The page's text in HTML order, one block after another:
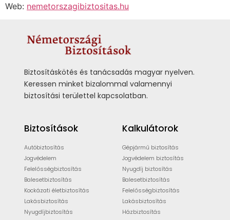
Web: nemetorszagibiztositas.hu
Biztosításkötés és tanácsadás magyar nyelven.
Keressen minket bizalommal valamennyi
biztosítási területtel kapcsolatban.
Biztosítások
Autóbiztosítás
Jogvédelem
Felelősségbiztosítás
Balesetbiztosítás
Kockázati életbiztosítás
Lakásbiztosítás
Nyugdíjbiztosítás
Kalkulátorok
Gépjármű biztosítás
Jogvédelem biztosítás
Nyugdíj biztosítás
Balesetbiztosítás
Felelősségbiztosítás
Lakásbiztosítás
Házbiztosítás